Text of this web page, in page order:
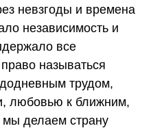
невзгоды и времена
независимость и
все
называться
трудом,
любовью к ближним,
делаем страну